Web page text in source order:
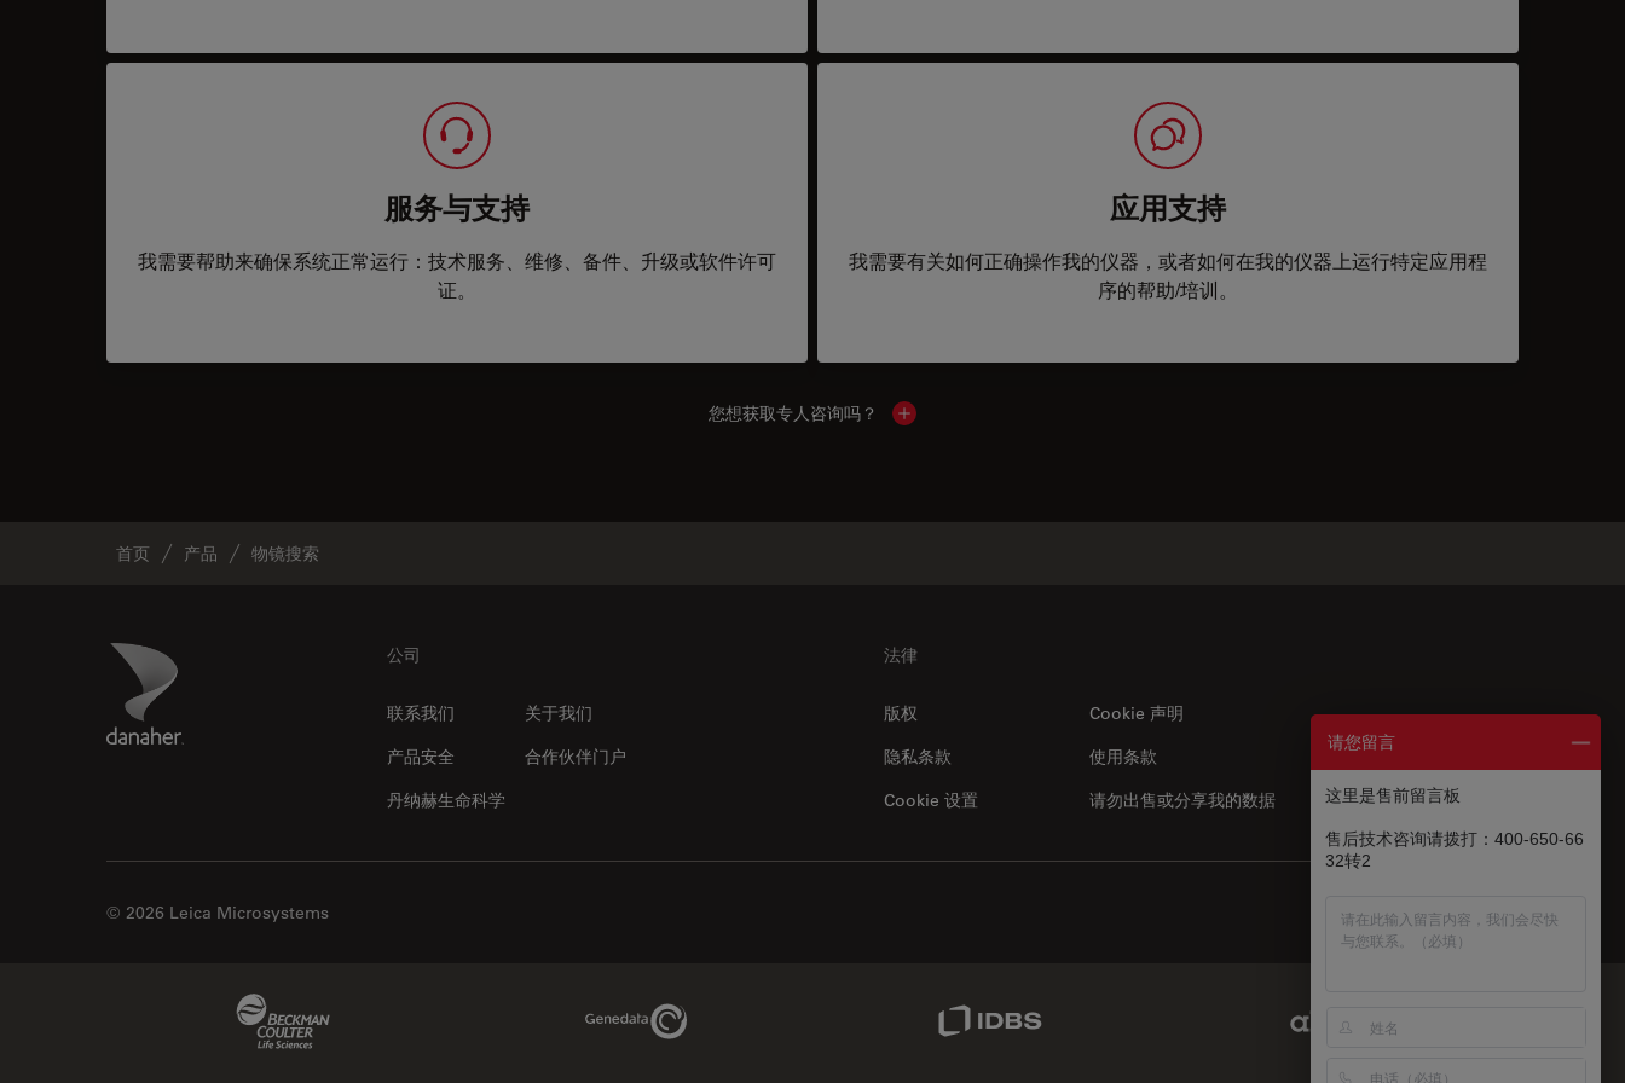
服务与支持
我需要帮助来确保系统正常运行：技术服务、维修、备件、升级或软件许可
证。
应用支持
我需要有关如何正确操作我的仪器，或者如何在我的仪器上运行特定应用程
序的帮助/培训。
您想获取专人咨询吗？ Show local contacts
首页 产品 物镜搜索
Danaher Logo 公司
联系我们
关于我们
产品安全
合作伙伴门户
丹纳赫生命科学
法律
版权
Cookie 声明
隐私条款
请勿出售或分享我的数据
使用条款
Cookie 设置
US|zh
© 2026 Leica Microsystems
Genedata Link IDBS Link
请您留言
这里是售前留言板
售后技术咨询请拨打：400-650-66
32转2